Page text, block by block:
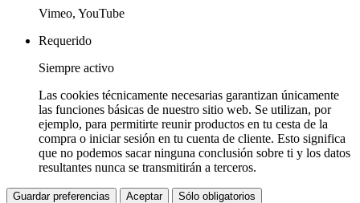
Vimeo, YouTube
Requerido
Siempre activo
Las cookies técnicamente necesarias garantizan únicamente
las funciones básicas de nuestro sitio web. Se utilizan, por
ejemplo, para permitirte reunir productos en tu cesta de la
compra o iniciar sesión en tu cuenta de cliente. Esto significa
que no podemos sacar ninguna conclusión sobre ti y los datos
resultantes nunca se transmitirán a terceros.
Guardar preferencias Aceptar Sólo obligatorios